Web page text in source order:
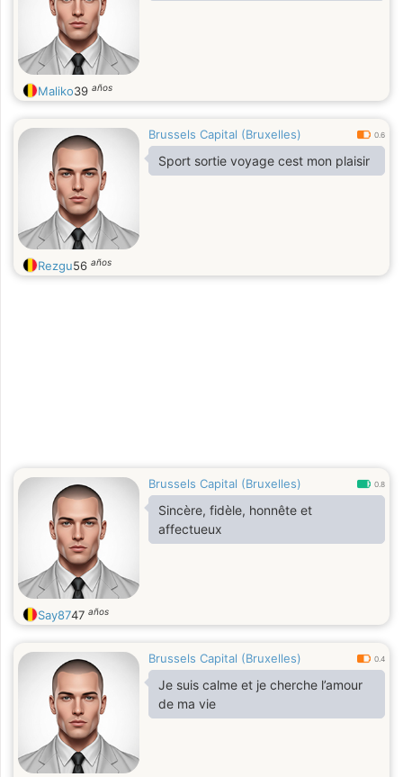
Maliko39 años
Brussels Capital (Bruxelles) 0.6
Sport sortie voyage cest mon plaisir
Rezgu56 años
Brussels Capital (Bruxelles) 0.8
Sincère, fidèle, honnête et
affectueux
Say8747 años
Brussels Capital (Bruxelles) 0.4
Je suis calme et je cherche l’amour
de ma vie